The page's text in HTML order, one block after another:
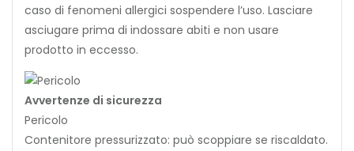
caso di fenomeni allergici sospendere l’uso. Lasciare
asciugare prima di indossare abiti e non usare
prodotto in eccesso.
Avvertenze di sicurezza
Pericolo
Contenitore pressurizzato: può scoppiare se riscaldato.